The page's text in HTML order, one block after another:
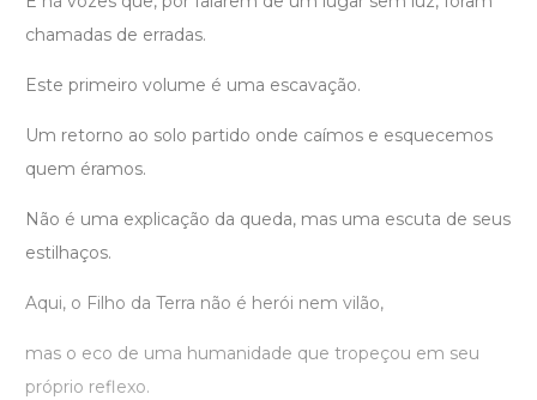
chamadas de erradas.
Este primeiro volume é uma escavação.
Um retorno ao solo partido onde caímos e esquecemos
quem éramos.
Não é uma explicação da queda, mas uma escuta de seus
estilhaços.
Aqui, o Filho da Terra não é herói nem vilão,
mas o eco de uma humanidade que tropeçou em seu
próprio reflexo.